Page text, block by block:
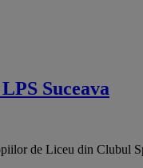
Suceava
de Liceu din Clubul